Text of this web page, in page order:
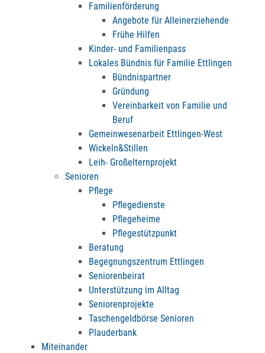
Familienförderung
Angebote für Alleinerziehende
Frühe Hilfen
Kinder- und Familienpass
Lokales Bündnis für Familie Ettlingen
Bündnispartner
Gründung
Vereinbarkeit von Familie und
Beruf
Gemeinwesenarbeit Ettlingen-West
Wickeln&Stillen
Leih- Großelternprojekt
Senioren
Pflege
Pflegedienste
Pflegeheime
Pflegestützpunkt
Beratung
Begegnungszentrum Ettlingen
Seniorenbeirat
Unterstützung im Alltag
Seniorenprojekte
Taschengeldbörse Senioren
Plauderbank
Miteinander